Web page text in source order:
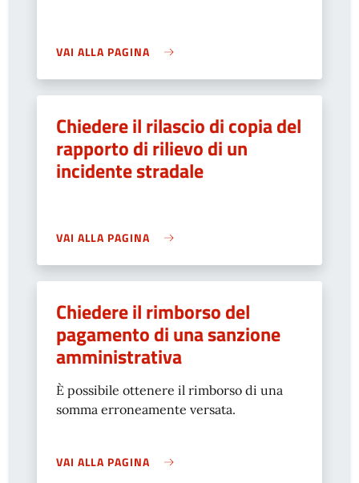
VAI ALLA PAGINA
Chiedere il rilascio di copia del
rapporto di rilievo di un
incidente stradale
VAI ALLA PAGINA
Chiedere il rimborso del
pagamento di una sanzione
amministrativa
È possibile ottenere il rimborso di una
somma erroneamente versata.
VAI ALLA PAGINA